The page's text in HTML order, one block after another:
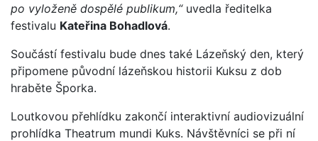
po vyloženě dospělé publikum,“uvedla ředitelka
festivalu Kateřina Bohadlová.
Součástí festivalu bude dnes také Lázeňský den, který
připomene původní lázeňskou historii Kuksu z dob
hraběte Šporka.
Loutkovou přehlídku zakončí interaktivní audiovizuální
prohlídka Theatrum mundi Kuks. Návštěvníci se při ní